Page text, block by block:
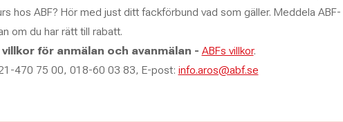
hos ABF? Hör med just ditt fackförbund vad som gäller. Meddela ABF-
om du har rätt till rabatt.
för anmälan och avanmälan - ABFs villkor.
470 75 00, 018-60 03 83, E-post: info.aros@abf.se